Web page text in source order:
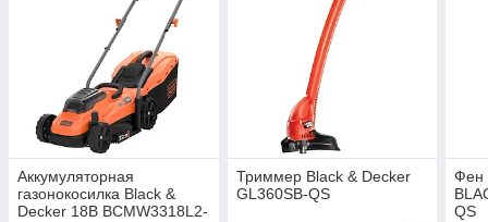
Аккумуляторная
газонокосилка Black &
Decker 18В BCMW3318L2-
Триммер Black & Decker
GL360SB-QS
Фен
QS